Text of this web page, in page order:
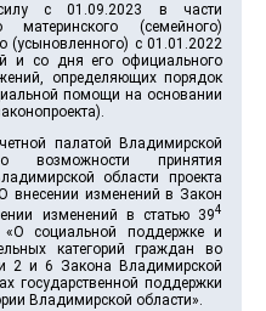
с 01.09.2023 в части
материнского (семейного)
(усыновленного) с 01.01.2022
и со дня его официального
определяющих порядок
помощи на основании
палатой Владимирской
принятия
области проекта
внесении изменений в Закон
изменений в статью 394
«О социальной поддержке и
категорий граждан во
2 и 6 Закона Владимирской
государственной поддержки
Владимирской области».